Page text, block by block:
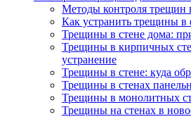
Методы контроля трещин
Как устранить трещины в
Трещины в стене дома:
Трещины в кирпичных
устранение
Трещины в стене: куда
Трещины в стенах
Трещины в монолитных
Трещины на стенах в